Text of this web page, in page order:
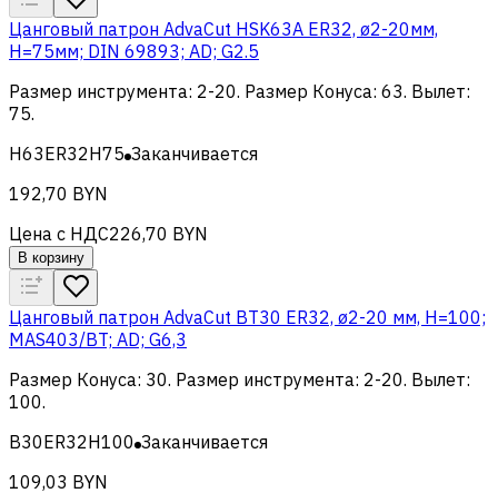
Цанговый патрон AdvaCut HSK63A ER32, ø2-20мм,
H=75мм; DIN 69893; AD; G2.5
Размер инструмента: 2-20. Размер Конуса: 63. Вылет:
75.
H63ER32H75 Заканчивается
192,70 BYN
Цена с НДС226,70 BYN
В корзину
Цанговый патрон AdvaCut BT30 ER32, ø2-20 мм, H=100;
MAS403/BT; AD; G6,3
Размер Конуса: 30. Размер инструмента: 2-20. Вылет:
100.
B30ER32H100 Заканчивается
109,03 BYN